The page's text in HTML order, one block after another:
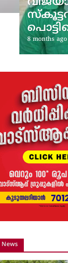
The
News